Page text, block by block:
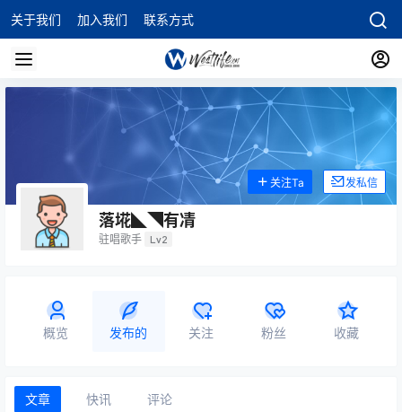
关于我们 加入我们 联系方式
落埖◣◥有凊
驻唱歌手 Lv2
关注Ta 发私信
概览 发布的 关注 粉丝 收藏
文章 快讯 评论